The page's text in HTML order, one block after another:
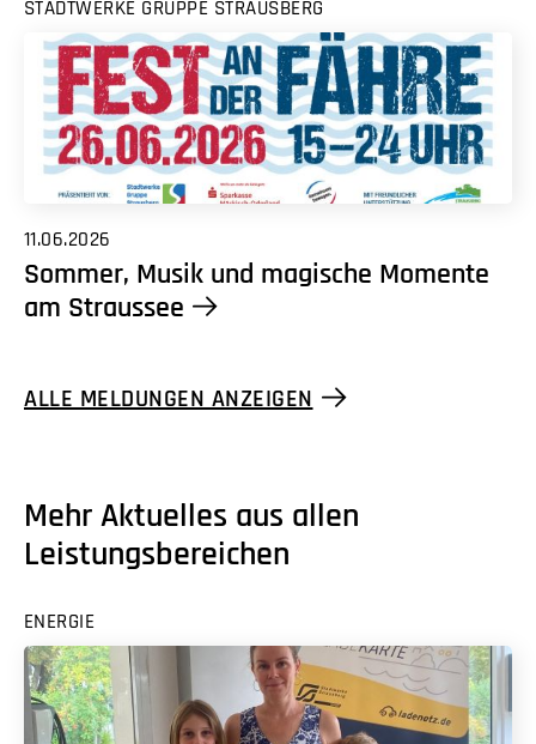
STADTWERKE GRUPPE STRAUSBERG
11.06.2026
Sommer, Musik und magische Momente
am Straussee
ALLE MELDUNGEN ANZEIGEN
Mehr Aktuelles aus allen
Leistungsbereichen
ENERGIE